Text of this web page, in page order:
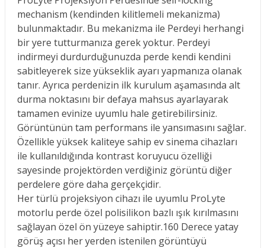
mechanism (kendinden kilitlemeli mekanizma)
bulunmaktadır. Bu mekanizma ile Perdeyi herhangi
bir yere tutturmanıza gerek yoktur. Perdeyi
indirmeyi durdurduğunuzda perde kendi kendini
sabitleyerek size yükseklik ayarı yapmanıza olanak
tanır. Ayrıca perdenizin ilk kurulum aşamasında alt
durma noktasını bir defaya mahsus ayarlayarak
tamamen evinize uyumlu hale getirebilirsiniz.
Görüntünün tam performans ile yansımasını sağlar.
Özellikle yüksek kaliteye sahip ev sinema cihazları
ile kullanıldığında kontrast koruyucu özelliği
sayesinde projektörden verdiğiniz görüntü diğer
perdelere göre daha gerçekçidir.
Her türlü projeksiyon cihazı ile uyumlu ProLyte
motorlu perde özel polisilikon bazlı ışık kırılmasını
sağlayan özel ön yüzeye sahiptir.160 Derece yatay
görüş açısı her yerden istenilen görüntüyü